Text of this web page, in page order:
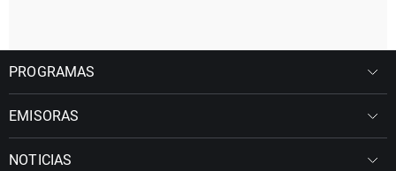
PROGRAMAS
EMISORAS
NOTICIAS